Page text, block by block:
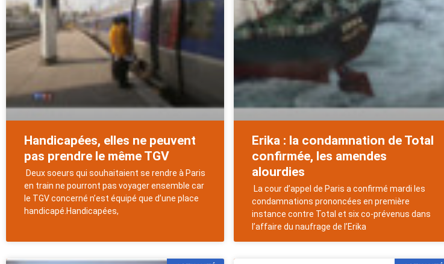
Handicapées, elles ne peuvent
pas prendre le même TGV
Deux soeurs qui souhaitaient se rendre à Paris
en train ne pourront pas voyager ensemble car
le TGV concerné n’est équipé que d’une place
handicapé.Handicapées,
Erika : la condamnation de Total
confirmée, les amendes
alourdies
La cour d’appel de Paris a confirmé mardi les
condamnations prononcées en première
instance contre Total et six co-prévenus dans
l’affaire du naufrage de l’Erika